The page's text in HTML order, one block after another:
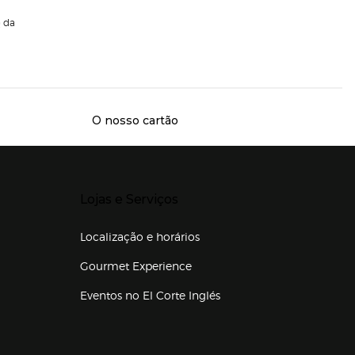
da
O nosso cartão
Localização e horários
Gourmet Experience
Eventos no El Corte Inglés